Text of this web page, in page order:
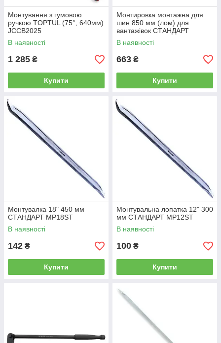
Монтування з гумовою
ручкою TOPTUL (75°, 640мм)
JCCB2025
В наявності
1 285 ₴
Купити
Монтировка монтажна для
шин 850 мм (лом) для
вантажівок СТАНДАРТ
MNT850ST
В наявності
663 ₴
Купити
Монтувалка 18" 450 мм
СТАНДАРТ MP18ST
В наявності
142 ₴
Купити
Монтувальна лопатка 12" 300
мм СТАНДАРТ MP12ST
В наявності
100 ₴
Купити